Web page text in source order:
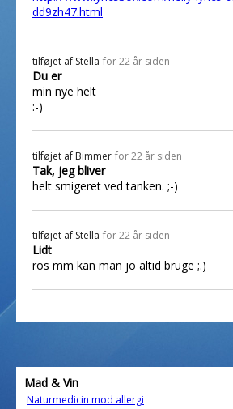
dd9zh47.html
tilføjet af Stella for 22 år siden
Du er
min nye helt
:-)
tilføjet af Bimmer for 22 år siden
Tak, jeg bliver
helt smigeret ved tanken. ;-)
tilføjet af Stella for 22 år siden
Lidt
ros mm kan man jo altid bruge ;.)
Mad & Vin
Naturmedicin mod allergi